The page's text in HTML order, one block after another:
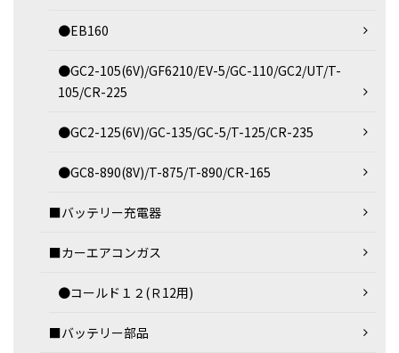
●EB160
●GC2-105(6V)/GF6210/EV-5/GC-110/GC2/UT/T-
105/CR-225
●GC2-125(6V)/GC-135/GC-5/T-125/CR-235
●GC8-890(8V)/T-875/T-890/CR-165
■バッテリー充電器
■カーエアコンガス
●コールド１２(Ｒ12用)
■バッテリー部品